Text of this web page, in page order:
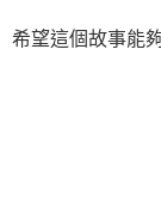
希望這個故事能